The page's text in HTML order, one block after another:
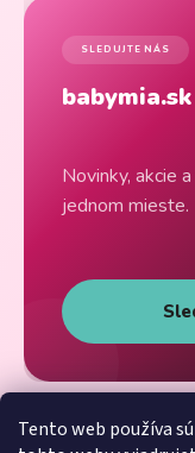
Tento web používa
SLEDUJTE NÁS
Novinky, akcie
jednom mieste.